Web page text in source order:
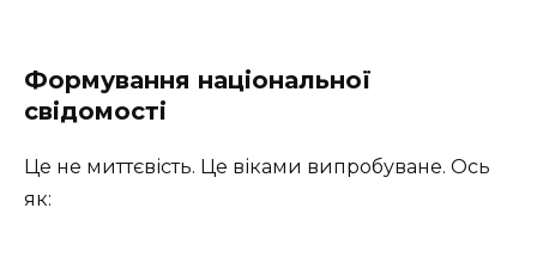
Формування національної
свідомості
Це не миттєвість. Це віками випробуване. Ось
як: